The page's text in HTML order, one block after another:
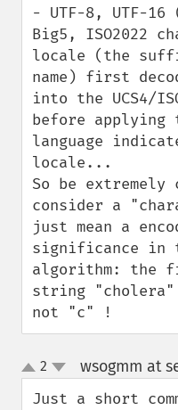
- UTF-8, UTF-
Big5, ISO2022
locale (the
name) first
into the UCS4/
before
language
locale...
So be
consider a
just mean a
significance in
algorithm: the
string
not "c" !
up
down
2 wsogmm at
Just a short